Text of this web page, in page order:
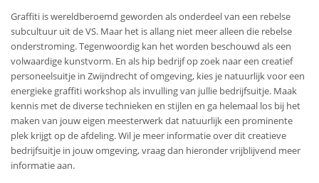
Graffiti is wereldberoemd geworden als onderdeel van een rebelse
subcultuur uit de VS. Maar het is allang niet meer alleen die rebelse
onderstroming. Tegenwoordig kan het worden beschouwd als een
volwaardige kunstvorm. En als hip bedrijf op zoek naar een creatief
personeelsuitje in Zwijndrecht of omgeving, kies je natuurlijk voor een
energieke graffiti workshop als invulling van jullie bedrijfsuitje. Maak
kennis met de diverse technieken en stijlen en ga helemaal los bij het
maken van jouw eigen meesterwerk dat natuurlijk een prominente
plek krijgt op de afdeling. Wil je meer informatie over dit creatieve
bedrijfsuitje in jouw omgeving, vraag dan hieronder vrijblijvend meer
informatie aan.